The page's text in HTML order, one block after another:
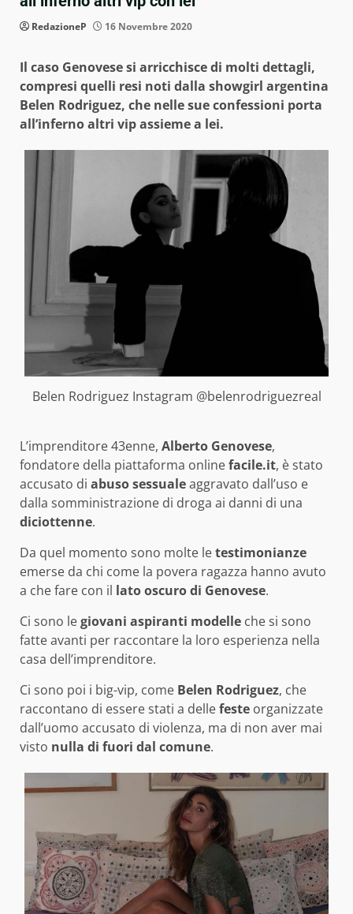
RedazioneP 16 Novembre 2020
Il caso Genovese si arricchisce di molti dettagli,
compresi quelli resi noti dalla showgirl argentina
Belen Rodriguez, che nelle sue confessioni porta
all’inferno altri vip assieme a lei.
Belen Rodriguez Instagram @belenrodriguezreal
L’imprenditore 43enne, Alberto Genovese,
fondatore della piattaforma onlinefacile.it, è stato
accusato di abuso sessualeaggravato dall’uso e
dalla somministrazione di droga ai danni di una
diciottenne.
Da quel momento sono molte letestimonianze
emerse da chi come la povera ragazza hanno avuto
a che fare con il lato oscuro di Genovese.
Ci sono legiovani aspiranti modelle che si sono
fatte avanti per raccontare la loro esperienza nella
casa dell’imprenditore.
Ci sono poi i big-vip, come Belen Rodriguez, che
raccontano di essere stati a dellefeste organizzate
dall’uomo accusato di violenza, ma di non aver mai
visto nulla di fuori dal comune.